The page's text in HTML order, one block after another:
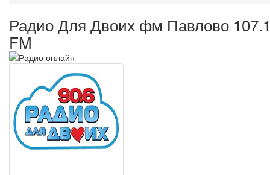
Радио Для Двоих фм Павлово
FM